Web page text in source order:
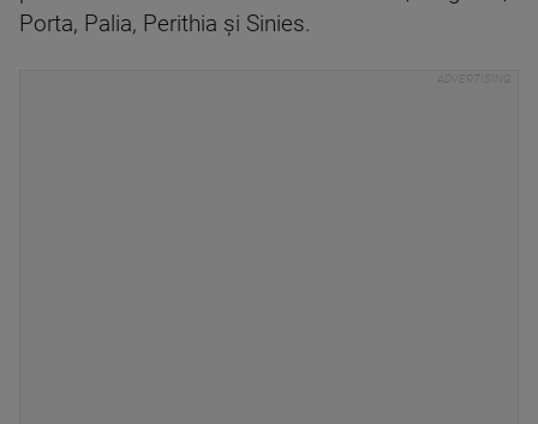
Porta, Palia, Perithia și Sinies.